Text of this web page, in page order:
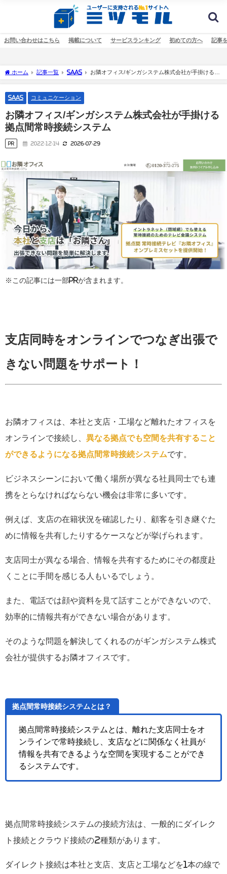
お問い合わせはこちら 掲載について サービスランキング 初めての方へ 記事
ホーム 記事一覧 SaaS
お隣オフィス/ギンガシステム株式会社が手掛ける拠
SaaS コミュニケーション
お隣オフィス/ギンガシステム株式会社が手掛ける
拠点間常時接続システム
PR 2022-12-14 2026-07-29
※この記事には一部PRが含まれます。
支店同時をオンラインでつなぎ出張で
きない問題をサポート！
お隣オフィスは、 本社と支店・工場など離れたオフィスを
オンラインで接続し、 異なる拠点でも空間を共有すること
ができるようになる拠点間常時接続システムです。
ビジネスシーンにおいて働く場所が異なる社員同士でも連
携をとらなければならない機会は非常に多いです。
例えば、支店の在籍状況を確認したり、顧客を引き継ぐた
めに情報を共有したりするケースなどが挙げられます。
支店同士が異なる場合、情報を共有するためにその都度赴
くことに手間を感じる人もいるでしょう。
また、電話では顔や資料を見て話すことができないので、
効率的に情報共有ができない場合があります。
そのような問題を解決してくれるのがギンガシステム株式
会社が提供するお隣オフィスです。
拠点間常時接続システムとは？
拠点間常時接続システムとは、離れた支店同士をオ
ンラインで常時接続し、支店などに関係なく社員が
情報を共有できるような空間を実現することができ
るシステムです。
拠点間常時接続システムの接続方法は、一般的にダイレク
ト接続とクラウド接続の2種類があります。
ダイレクト接続は本社と支店、支店と工場などを1本の線で